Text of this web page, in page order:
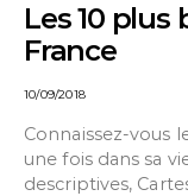
Les 10 plus
France
10/09/2018
Connaissez-vous
une fois dans sa
descriptives,